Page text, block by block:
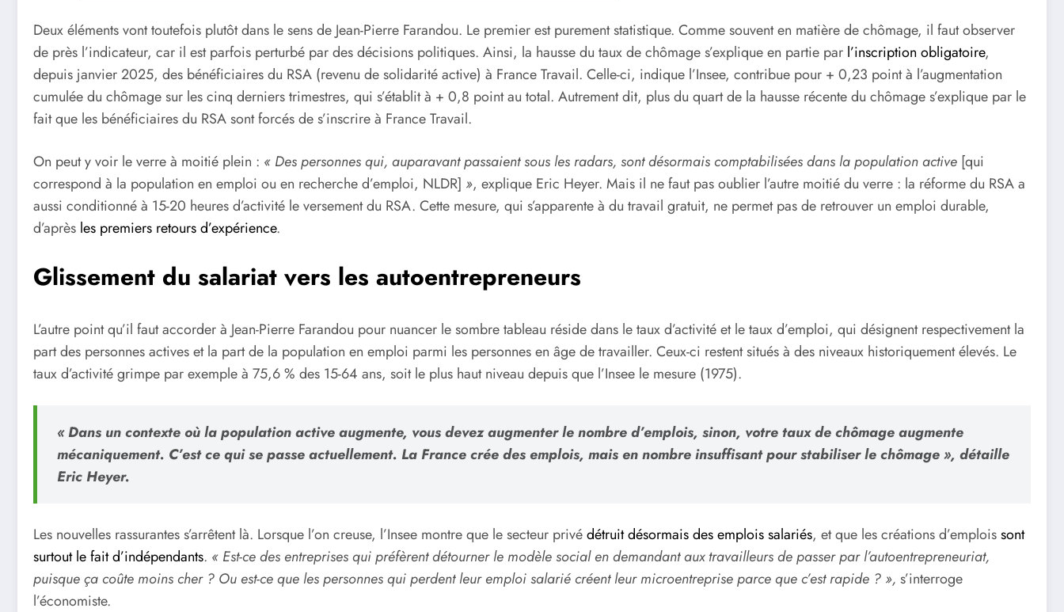
Deux éléments vont toutefois plutôt dans le sens de Jean-Pierre Farandou. Le premier est purement statistique. Comme souvent en matière de chômage, il faut observer
de près l’indicateur, car il est parfois perturbé par des décisions politiques. Ainsi, la hausse du taux de chômage s’explique en partie par l’inscription obligatoire,
depuis janvier 2025, des bénéficiaires du RSA (revenu de solidarité active) à France Travail. Celle-ci, indique l’Insee, contribue pour + 0,23 point à l’augmentation
cumulée du chômage sur les cinq derniers trimestres, qui s’établit à + 0,8 point au total. Autrement dit, plus du quart de la hausse récente du chômage s’explique par le
fait que les bénéficiaires du RSA sont forcés de s’inscrire à France Travail.
On peut y voir le verre à moitié plein : « Des personnes qui, auparavant passaient sous les radars, sont désormais comptabilisées dans la population active [qui
correspond à la population en emploi ou en recherche d’emploi, NLDR] », explique Eric Heyer. Mais il ne faut pas oublier l’autre moitié du verre : la réforme du RSA a
aussi conditionné à 15-20 heures d’activité le versement du RSA. Cette mesure, qui s’apparente à du travail gratuit, ne permet pas de retrouver un emploi durable,
d’après les premiers retours d’expérience.
Glissement du salariat vers les autoentrepreneurs
L’autre point qu’il faut accorder à Jean-Pierre Farandou pour nuancer le sombre tableau réside dans le taux d’activité et le taux d’emploi, qui désignent respectivement la
part des personnes actives et la part de la population en emploi parmi les personnes en âge de travailler. Ceux-ci restent situés à des niveaux historiquement élevés. Le
taux d’activité grimpe par exemple à 75,6 % des 15-64 ans, soit le plus haut niveau depuis que l’Insee le mesure (1975).
« Dans un contexte où la population active augmente, vous devez augmenter le nombre d’emplois, sinon, votre taux de chômage augmente
mécaniquement. C’est ce qui se passe actuellement. La France crée des emplois, mais en nombre insuffisant pour stabiliser le chômage », détaille
Eric Heyer.
Les nouvelles rassurantes s’arrêtent là. Lorsque l’on creuse, l’Insee montre que le secteur privédétruit désormais des emplois salariés, et que les créations d’emploissont
surtout le fait d’indépendants. « Est-ce des entreprises qui préfèrent détourner le modèle social en demandant aux travailleurs de passer par l’autoentrepreneuriat,
puisque ça coûte moins cher ? Ou est-ce que les personnes qui perdent leur emploi salarié créent leur microentreprise parce que c’est rapide ? », s’interroge
l’économiste.